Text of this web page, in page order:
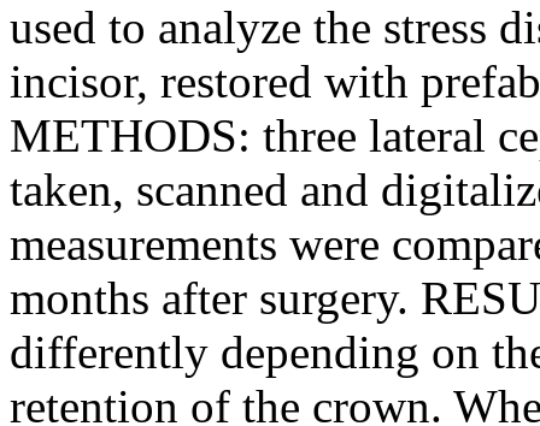
used to analyze the stress
incisor, restored with
METHODS: three lateral
taken, scanned and
measurements were
months after surgery.
differently depending on
retention of the crown.